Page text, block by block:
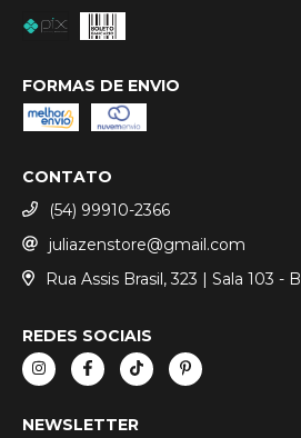
FORMAS DE ENVIO
CONTATO
(54) 99910-2366
juliazenstore@gmail.com
Rua Assis Brasil, 323 | Sala 103 -
REDES SOCIAIS
NEWSLETTER